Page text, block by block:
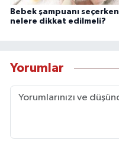
Bebek şampuanı seçerken
nelere dikkat edilmeli?
Yorumlar